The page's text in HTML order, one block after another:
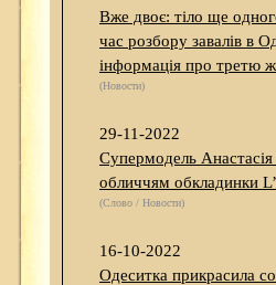
Вже двоє: тіло ще
час розбору завалів в
інформація про
(Новости)
29-11-2022
Супермодель
обличчям обкладинки
(Слово / Новости)
16-10-2022
Одеситка прикрасила